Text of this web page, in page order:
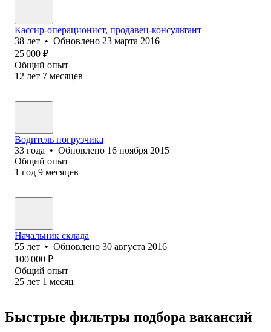
Кассир-операционист, продавец-консультант
38 лет • Обновлено 23 марта 2016
25 000 ₽
Общий опыт
12 лет 7 месяцев
Водитель погрузчика
33 года • Обновлено 16 ноября 2015
Общий опыт
1 год 9 месяцев
Начальник склада
55 лет • Обновлено 30 августа 2016
100 000 ₽
Общий опыт
25 лет 1 месяц
Быстрые фильтры подбора вакансий